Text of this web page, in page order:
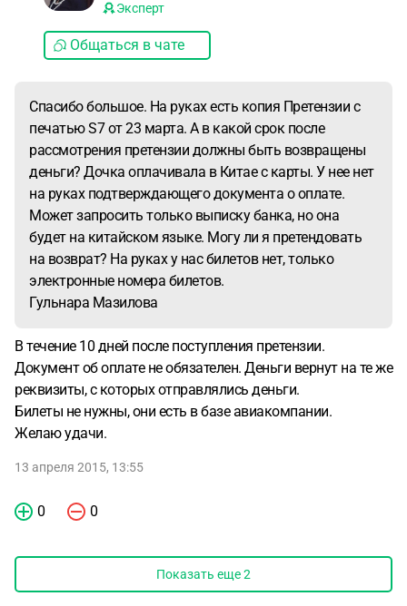
Эксперт
Общаться в чате
Спасибо большое. На руках есть копия Претензии с
печатью S7 от 23 марта. А в какой срок после
рассмотрения претензии должны быть возвращены
деньги? Дочка оплачивала в Китае с карты. У нее нет
на руках подтверждающего документа о оплате.
Может запросить только выписку банка, но она
будет на китайском языке. Могу ли я претендовать
на возврат? На руках у нас билетов нет, только
электронные номера билетов.
Гульнара Мазилова
В течение 10 дней после поступления претензии.
Документ об оплате не обязателен. Деньги вернут на те же
реквизиты, с которых отправлялись деньги.
Билеты не нужны, они есть в базе авиакомпании.
Желаю удачи.
13 апреля 2015, 13:55
0 0
Показать еще2